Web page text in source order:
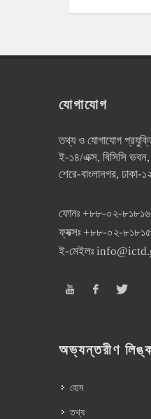
যোগাযোগ
তথ্য ও যোগাযোগ
ই-১৪/এক্স, বিসিসি
শেরে-বাংলানগর, ঢাকা-
ফোনঃ +৮৮-০২-
ফ্যক্সঃ +৮৮-০২-
ই-মেইলঃ
অভ্যন্তরীণ
হোম
তথ্য